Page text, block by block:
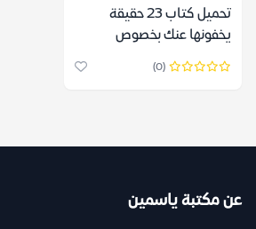
تحميل كتاب ٢٣ حقيقة
يخفونها عنك بخصوص
الرأسمالية – ها جوون تشانج
(0)
عن مكتبة ياسمين